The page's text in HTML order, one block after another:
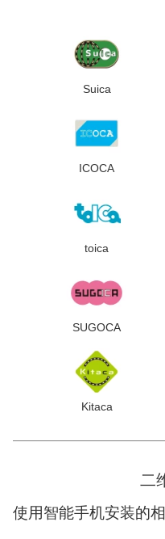
Suica
ICOCA
toica
SUGOCA
Kitaca
二
使用智能手机安装的